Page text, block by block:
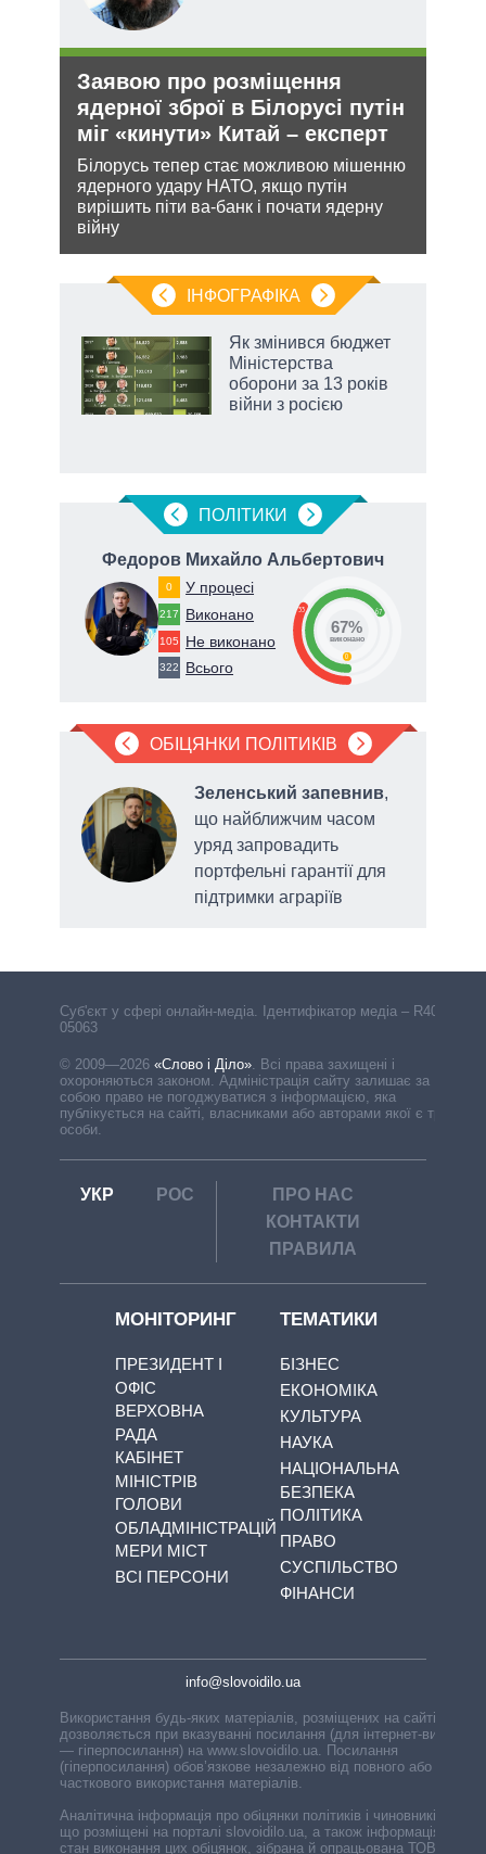
Заявою про розміщення
ядерної зброї в Білорусі путін
міг «кинути» Китай – експерт
Білорусь тепер стає можливою мішенню
ядерного удару НАТО, якщо путін
вирішить піти ва-банк і почати ядерну
війну
ІНФОГРАФІКА
Як змінився бюджет
Міністерства
оборони за 13 років
війни з росією
ПОЛIТИКИ
Федоров Михайло Альбертович
0 У процесі
217 Виконано
105 Не виконано
322 Всього
33 67
0
67%
виконано
ОБІЦЯНКИ ПОЛІТИКІВ
Зеленський запевнив,
що найближчим часом
уряд запровадить
портфельні гарантії для
підтримки аграріїв
Cуб'єкт у сфері онлайн-медіа. Ідентифікатор медіа – R40-
05063
© 2009—2026 «Слово і Діло». Всі права захищені і
охороняються законом. Адміністрація сайту залишає за
собою право не погоджуватися з інформацією, яка
публікується на сайті, власниками або авторами якої є треті
особи.
УКР РОС
ПРО НАС
КОНТАКТИ
ПРАВИЛА
МОНІТОРИНГ
ПРЕЗИДЕНТ І
ОФІС
ВЕРХОВНА
РАДА
КАБІНЕТ
МІНІСТРІВ
ГОЛОВИ
ОБЛАДМІНІСТРАЦІЙ
МЕРИ МІСТ
ВСІ ПЕРСОНИ
ТЕМАТИКИ
БІЗНЕС
ЕКОНОМІКА
КУЛЬТУРА
НАУКА
НАЦІОНАЛЬНА
БЕЗПЕКА
ПОЛІТИКА
ПРАВО
СУСПІЛЬСТВО
ФІНАНСИ
info@slovoidilo.ua
Використання будь-яких матеріалів, розміщених на сайті,
дозволяється при вказуванні посилання (для інтернет-видань
— гіперпосилання) на www.slovoidilo.ua. Посилання
(гіперпосилання) обов’язкове незалежно від повного або
часткового використання матеріалів.
Аналітична інформація про обіцянки політиків і чиновників,
що розміщені на порталі slovoidilo.ua, а також інформація про
стан виконання цих обіцянок, зібрана й опрацьована ТОВ «ІА